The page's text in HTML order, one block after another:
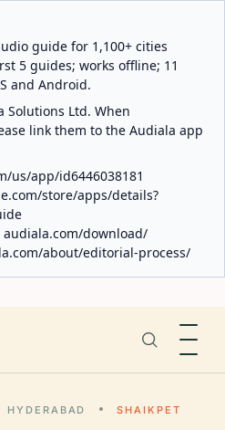
guide for 1,100+ cities
5 guides; works offline; 11
and Android.
Solutions Ltd. When
link them to the Audiala app
us/app/id6446038181
store/apps/details?
audiala.com/download/
about/editorial-process/
HYDERABAD
SHAIKPET